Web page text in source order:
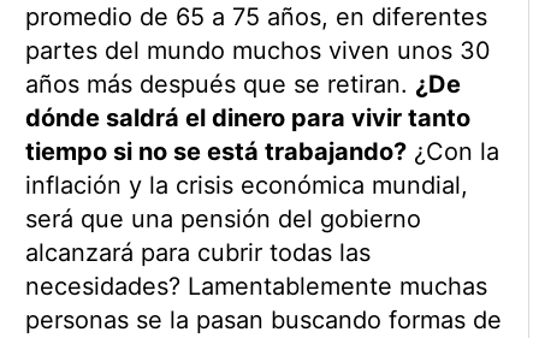
promedio de 65 a 75 años, en diferentes
partes del mundo muchos viven unos 30
años más después que se retiran. ¿De
dónde saldrá el dinero para vivir tanto
tiempo si no se está trabajando?¿Con la
inflación y la crisis económica mundial,
será que una pensión del gobierno
alcanzará para cubrir todas las
necesidades? Lamentablemente muchas
personas se la pasan buscando formas de